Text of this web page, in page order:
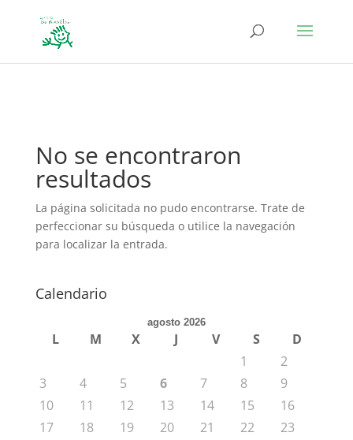
No se encontraron
resultados
La página solicitada no pudo encontrarse. Trate de
perfeccionar su búsqueda o utilice la navegación
para localizar la entrada.
Calendario
agosto 2026
L M X J V S
D
1
2
3
4 5 6 7 8
9
10
11 12 13 14 15
16
17
18 19 20 21 22
23